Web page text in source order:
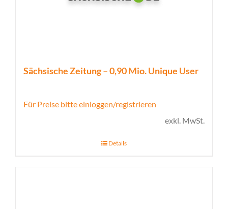
Sächsische Zeitung – 0,90 Mio. Unique User
Für Preise bitte einloggen/registrieren
exkl. MwSt.
Details